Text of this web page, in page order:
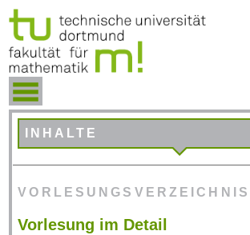
INHALTE
VORLESUNGSVERZEICHNIS
Vorlesung im Detail